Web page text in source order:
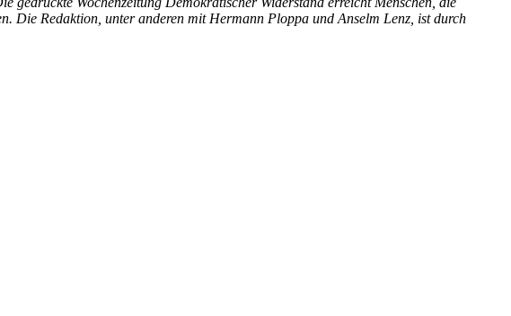
Die Redaktion, unter anderen mit Hermann Ploppa und Anselm Lenz, ist durch